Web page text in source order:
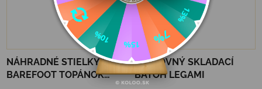
NÁHRADNÉ STIELKY DO
BAREFOOT TOPÁNOK
CESTOVNÝ SKLADACÍ
BATOH LEGAMI